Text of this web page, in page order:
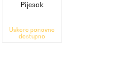
Pijesak
Uskoro ponovno
dostupno